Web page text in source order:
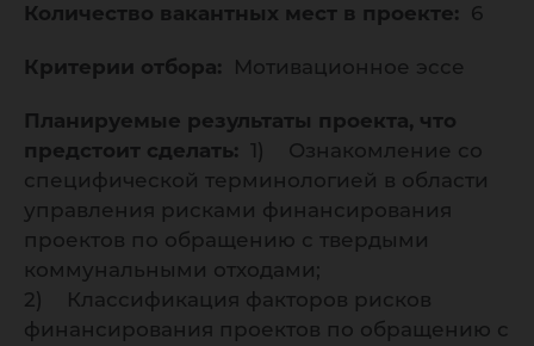
Количество вакантных мест в проекте: 6
Критерии отбора: Мотивационное эссе
Планируемые результаты проекта, что
предстоит сделать: 1) Ознакомление со
специфической терминологией в области
управления рисками финансирования
проектов по обращению с твердыми
коммунальными отходами;
2) Классификация факторов рисков
финансирования проектов по обращению с